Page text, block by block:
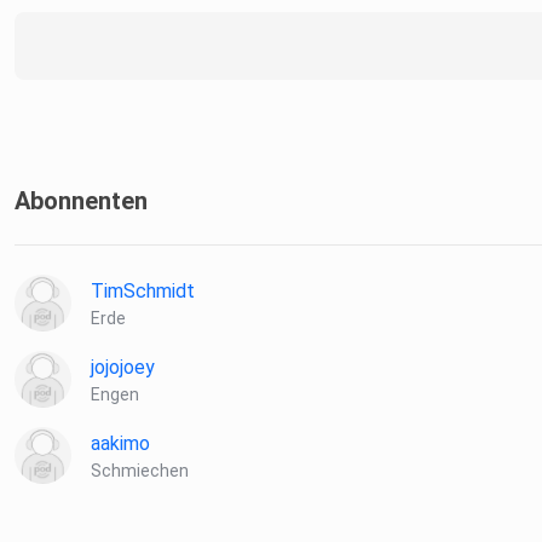
Abonnenten
TimSchmidt
Erde
jojojoey
Engen
aakimo
Schmiechen